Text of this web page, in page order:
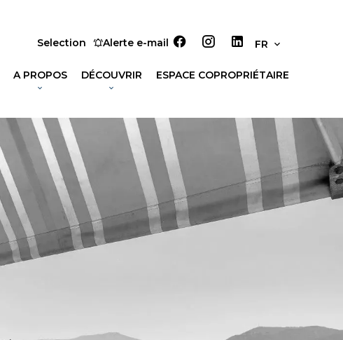
Selection Alerte e-mail FR
A PROPOS DÉCOUVRIR ESPACE COPROPRIÉTAIRE